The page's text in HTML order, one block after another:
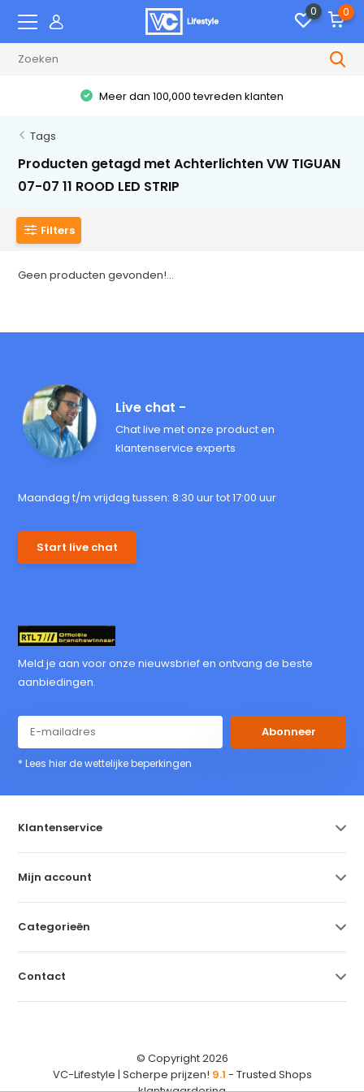
0 0
Meer dan 100,000 tevreden klanten
Tags
Producten getagd met Achterlichten VW TIGUAN
07-07 11 ROOD LED STRIP
Filters
Geen producten gevonden!...
Live chat -
Chat live met onze product en
klantenservice experts
Maandag t/m vrijdag tussen: 8:30 uur tot 17:00 uur
Start live chat
Meld je aan voor onze nieuwsbrief en ontvang de beste
aanbiedingen.
Abonneer
* Lees hier de wettelijke beperkingen
Klantenservice
Mijn account
Categorieën
Contact
© Copyright 2026
VC-Lifestyle | Scherpe prijzen! 9.1 - Trusted Shops